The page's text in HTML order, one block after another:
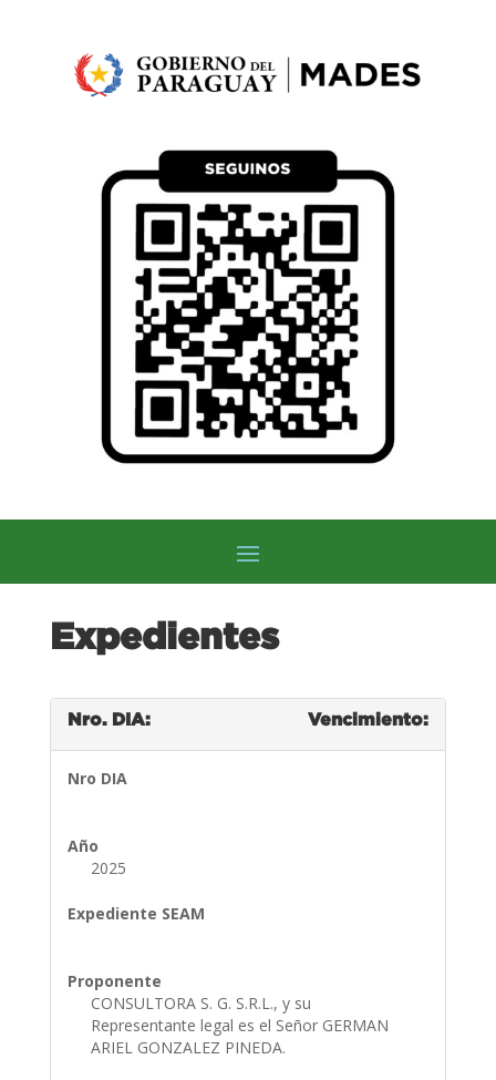
Expedientes
Nro. DIA: Vencimiento:
Nro DIA
Año
2025
Expediente SEAM
Proponente
CONSULTORA S. G. S.R.L., y su
Representante legal es el Señor GERMAN
ARIEL GONZALEZ PINEDA.